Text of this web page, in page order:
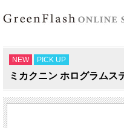
NEW PICK UP
ミカクニン ホログラムス